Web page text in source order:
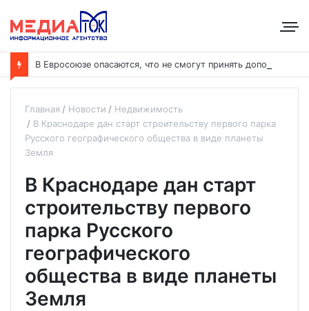
Главная Новости
Недвижимость
В Краснодаре дан старт строительству первого парка
Русского географического общества в виде планеты
Земля
В Краснодаре дан старт
строительству первого
парка Русского
географического
общества в виде планеты
Земля